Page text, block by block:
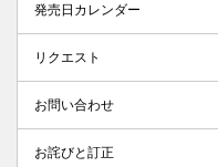
発売日カレンダー
リクエスト
お問い合わせ
お詫びと訂正